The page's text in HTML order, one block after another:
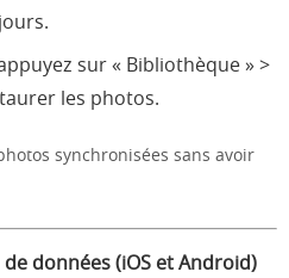
sur « Bibliothèque » >
les photos.
synchronisées sans avoir
données (iOS et Android)